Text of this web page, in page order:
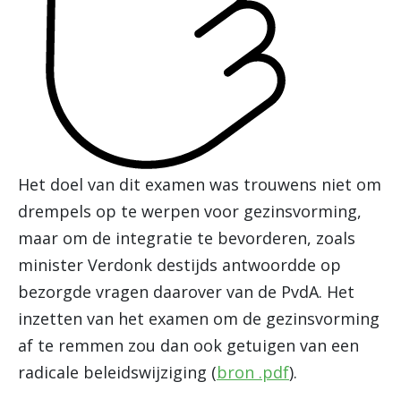
Het doel van dit examen was trouwens niet om
drempels op te werpen voor gezinsvorming,
maar om de integratie te bevorderen, zoals
minister Verdonk destijds antwoordde op
bezorgde vragen daarover van de PvdA. Het
inzetten van het examen om de gezinsvorming
af te remmen zou dan ook getuigen van een
radicale beleidswijziging (bron .pdf).